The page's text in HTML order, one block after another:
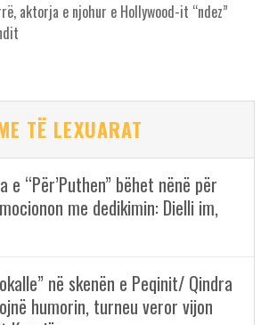
aktorja e njohur e Hollywood-it “ndez”
TË LEXUARAT
e “Për’Puthen” bëhet nënë për
me dedikimin: Dielli im,
në skenën e Peqinit/ Qindra
humorin, turneu veror vijon